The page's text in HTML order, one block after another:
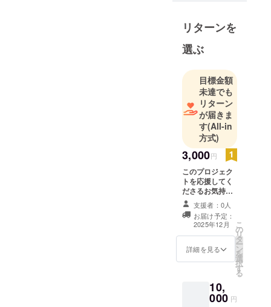
リターンを
選ぶ
目標金額
未達でも
リターン
が届きま
す(All-in
方式)
3,000円
このプロジェク
トを応援してく
ださるお気持ち
だけで十分で
す。 CAMPFIRE
内メッセージで
お礼を送る
支援者：0人
お届け予定：
2025年12月
詳細を見る
こ
の
リ
タ
ー
ン
を
選
択
す
る
10,
000 円